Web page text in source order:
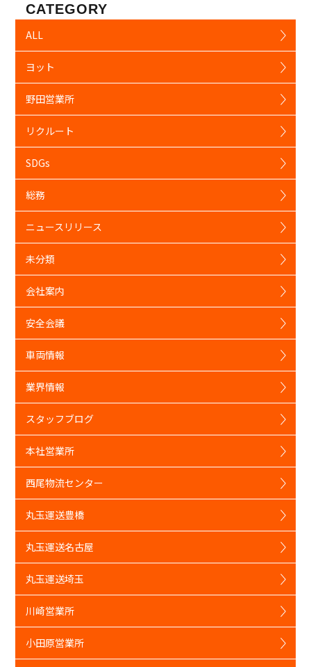
CATEGORY
ALL
ヨット
野田営業所
リクルート
SDGs
総務
ニュースリリース
未分類
会社案内
安全会議
車両情報
業界情報
スタッフブログ
本社営業所
西尾物流センター
丸玉運送豊橋
丸玉運送名古屋
丸玉運送埼玉
川崎営業所
小田原営業所